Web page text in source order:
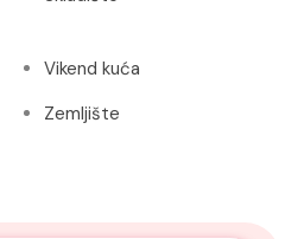
Vikend kuća
Zemljište